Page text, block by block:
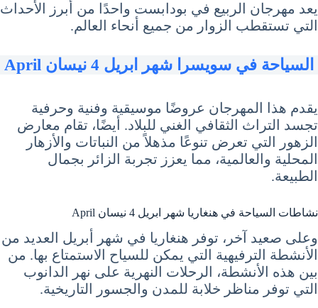
يعد مهرجان الربيع في بودابست واحدًا من أبرز الأحداث
التي تستقطب الزوار من جميع أنحاء العالم.
السياحة في سويسرا شهر ابريل 4 نيسان April
يقدم هذا المهرجان عروضًا موسيقية وفنية وحرفية
تجسد التراث الثقافي الغني للبلاد. أيضًا، تقام معارض
الزهور التي تعرض تنوعًا مذهلاً من النباتات والأزهار
المحلية والعالمية، مما يعزز تجربة الزائر بجمال
الطبيعة.
نشاطات السياحة في هنغاريا شهر ابريل 4 نيسان April
وعلى صعيد آخر، توفر هنغاريا في شهر أبريل العديد من
الأنشطة الترفيهية التي يمكن للسياح الاستمتاع بها. من
بين هذه الأنشطة، الرحلات النهرية على نهر الدانوب
التي توفر مناظر خلابة للمدن والجسور التاريخية.